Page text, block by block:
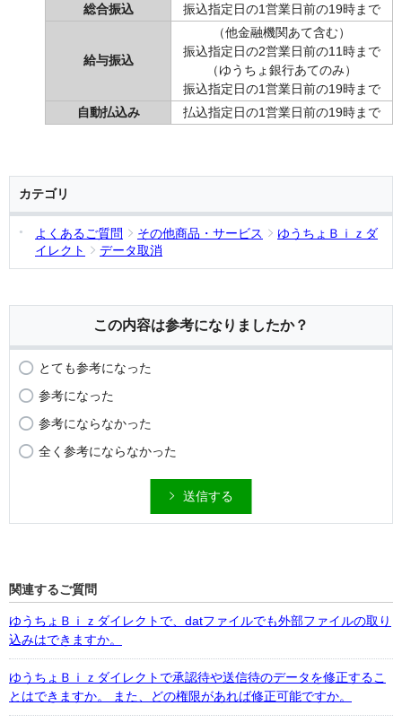
総合振込
振込指定日の1営業日前の19時まで
給与振込
（他金融機関あて含む）
振込指定日の2営業日前の11時まで
（ゆうちょ銀行あてのみ）
振込指定日の1営業日前の19時まで
自動払込み
払込指定日の1営業日前の19時まで
カテゴリ
よくあるご質問 その他商品・サービス
ゆうちょＢｉｚダ
イレクト
データ取消
この内容は参考になりましたか？
とても参考になった
参考になった
参考にならなかった
全く参考にならなかった
送信する
関連するご質問
ゆうちょＢｉｚダイレクトで、datファイルでも外部ファイルの取り
込みはできますか。
ゆうちょＢｉｚダイレクトで承認待や送信待のデータを修正するこ
とはできますか。 また、どの権限があれば修正可能ですか。